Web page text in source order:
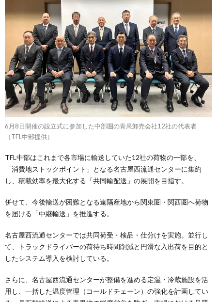
6月8日開催の設立式に参加した中部圏の青果卸売会社12社の代表者
（TFL中部提供）
TFL中部はこれまで各市場に輸送していた12社の荷物の一部を、
「消費地ストックポイント」となる名古屋西流通センターに集約
し、積載効率を最大化する「共同輸配送」の展開を目指す。
併せて、今後輸送が困難となる遠隔産地から関東圏・関西圏へ荷物
を届ける「中継輸送」を推進する。
名古屋西流通センターでは共同荷受・検品・仕分けを実施。並行し
て、トラックドライバーの荷待ち時間削減と円滑な入出荷を目的と
したシステム導入を検討している。
さらに、名古屋西流通センターが整備を進める定温・冷蔵施設を活
用し、一括した温度管理（コールドチェーン）の強化を計画してい